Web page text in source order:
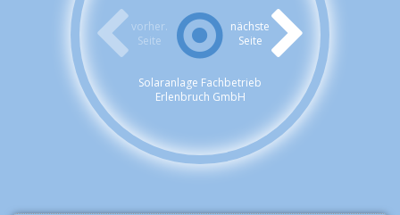
vorher.
Seite
nächste
Seite
Solaranlage Fachbetrieb
Erlenbruch GmbH